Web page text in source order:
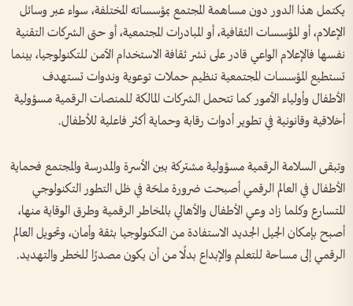
يكتمل هذا الدور دون مساهمة المجتمع بمؤسساته المختلفة، سواء عبر وسائل
الإعلام، أو المؤسسات الثقافية، أو المبادرات المجتمعية، أو حتى الشركات التقنية
نفسها فالإعلام الواعي قادر على نشر ثقافة الاستخدام الآمن للتكنولوجيا، بينما
تستطيع المؤسسات المجتمعية تنظيم حملات توعوية وندوات تستهدف
الأطفال وأولياء الأمور كما تتحمل الشركات المالكة للمنصات الرقمية مسؤولية
أخلاقية وقانونية في تطوير أدوات رقابة وحماية أكثر فاعلية للأطفال.
وتبقى السلامة الرقمية مسؤولية مشتركة بين الأسرة والمدرسة والمجتمع فحماية
الأطفال في العالم الرقمي أصبحت ضرورة ملحّة في ظل التطور التكنولوجي
المتسارع وكلما زاد وعي الأطفال والأهالي بالمخاطر الرقمية وطرق الوقاية منها،
أصبح بإمكان الجيل الجديد الاستفادة من التكنولوجيا بثقة وأمان، وتحويل العالم
الرقمي إلى مساحة للتعلم والإبداع بدلًا من أن يكون مصدرًا للخطر والتهديد.